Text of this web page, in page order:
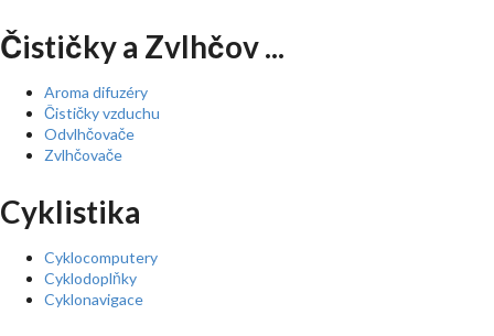
Čističky a Zvlhčov ...
Aroma difuzéry
Čističky vzduchu
Odvlhčovače
Zvlhčovače
Cyklistika
Cyklocomputery
Cyklodoplňky
Cyklonavigace